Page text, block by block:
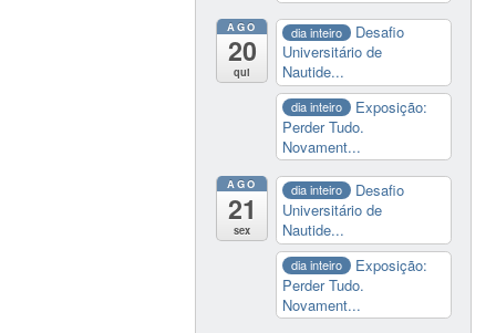
AGO
20
qui
dia inteiro
Desafio
Universitário de
Nautide...
dia inteiro
Exposição:
Perder Tudo.
Novament...
AGO
21
sex
dia inteiro
Desafio
Universitário de
Nautide...
dia inteiro
Exposição:
Perder Tudo.
Novament...